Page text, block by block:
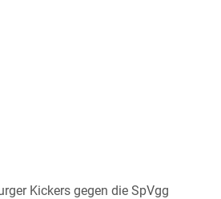
Kickers gegen die SpVgg